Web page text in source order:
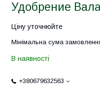
Удобрение
Ціну уточнюйте
Мінімальна сума
В наявності
+380679632563